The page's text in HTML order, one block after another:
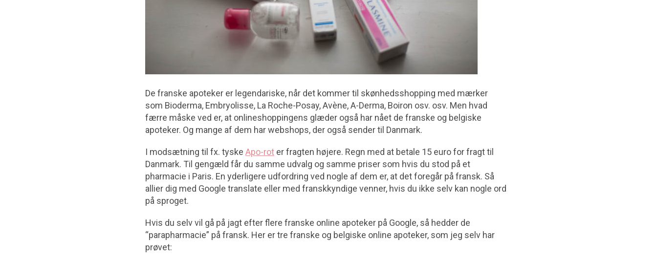
De franske apoteker er legendariske, når det kommer til skønhedsshopping med mærker
som Bioderma, Embryolisse, La Roche-Posay, Avène, A-Derma, Boiron osv. osv. Men hvad
færre måske ved er, at onlineshoppingens glæder også har nået de franske og belgiske
apoteker. Og mange af dem har webshops, der også sender til Danmark.
I modsætning til fx. tyske Apo-rot er fragten højere. Regn med at betale 15 euro for fragt til
Danmark. Til gengæld får du samme udvalg og samme priser som hvis du stod på et
pharmacie i Paris. En yderligere udfordring ved nogle af dem er, at det foregår på fransk. Så
allier dig med Google translate eller med franskkyndige venner, hvis du ikke selv kan nogle ord
på sproget.
Hvis du selv vil gå på jagt efter flere franske online apoteker på Google, så hedder de
“parapharmacie” på fransk. Her er tre franske og belgiske online apoteker, som jeg selv har
prøvet: